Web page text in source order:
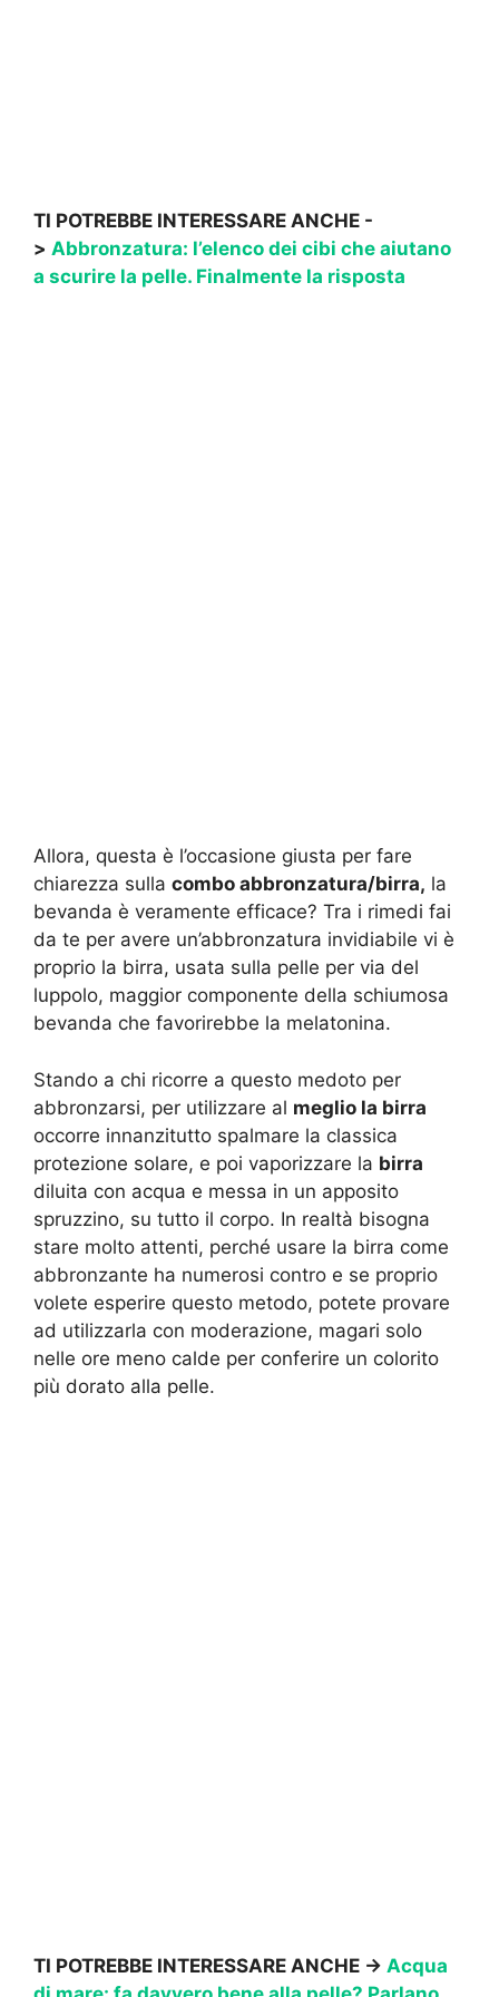
TI POTREBBE INTERESSARE ANCHE -
> Abbronzatura: l’elenco dei cibi che aiutano
a scurire la pelle. Finalmente la risposta
Allora, questa è l’occasione giusta per fare
chiarezza sulla combo abbronzatura/birra, la
bevanda è veramente efficace? Tra i rimedi fai
da te per avere un’abbronzatura invidiabile vi è
proprio la birra, usata sulla pelle per via del
luppolo, maggior componente della schiumosa
bevanda che favorirebbe la melatonina.
Stando a chi ricorre a questo medoto per
abbronzarsi, per utilizzare al meglio la birra
occorre innanzitutto spalmare la classica
protezione solare, e poi vaporizzare la birra
diluita con acqua e messa in un apposito
spruzzino, su tutto il corpo. In realtà bisogna
stare molto attenti, perché usare la birra come
abbronzante ha numerosi contro e se proprio
volete esperire questo metodo, potete provare
ad utilizzarla con moderazione, magari solo
nelle ore meno calde per conferire un colorito
più dorato alla pelle.
TI POTREBBE INTERESSARE ANCHE -> Acqua